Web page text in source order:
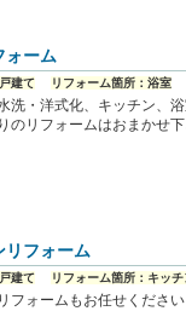
ォーム
建て リフォーム箇所：浴室
洗・洋式化、キッチン、
のリフォームはおまかせ下
リフォーム
建て リフォーム箇所：キッチ
フォームもお任せください